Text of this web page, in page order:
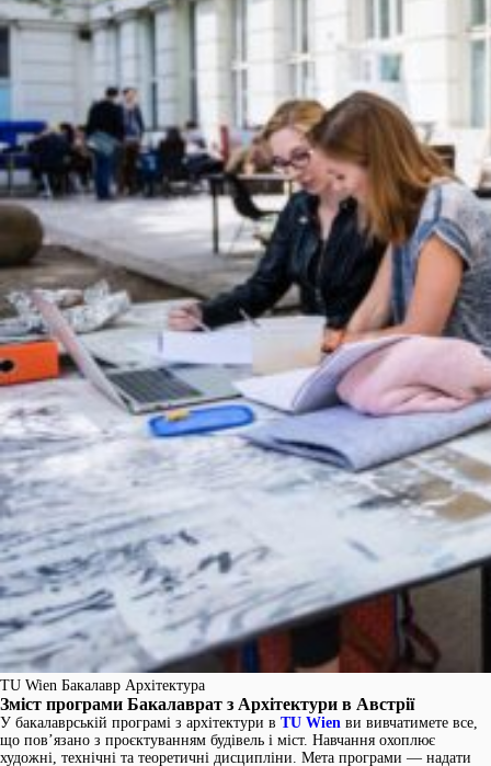
TU Wien Бакалавр Архітектура
Зміст програми Бакалаврат з Архітектури в Австрії
У бакалаврській програмі з архітектури в TU Wien ви вивчатимете все,
що пов’язано з проєктуванням будівель і міст. Навчання охоплює
художні, технічні та теоретичні дисципліни. Мета програми — надати